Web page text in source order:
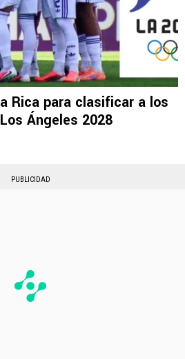
Rica para clasificar a los
Ángeles 2028
PUBLICIDAD